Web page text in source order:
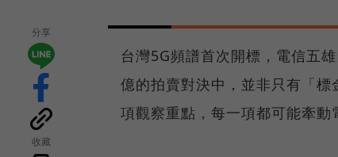
分享
收藏
台灣5G頻譜首次開標，電信五
億的拍賣對決中，並非只有「
項觀察重點，每一項都可能牽動